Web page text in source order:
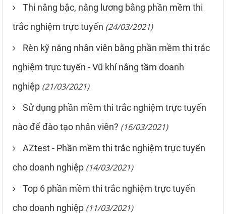
Thi nâng bậc, nâng lương bằng phần mềm thi
trắc nghiệm trực tuyến (24/03/2021)
Rèn kỹ năng nhân viên bằng phần mềm thi trắc
nghiệm trực tuyến - Vũ khí nâng tầm doanh
nghiệp (21/03/2021)
Sử dụng phần mềm thi trắc nghiệm trực tuyến
nào để đào tạo nhân viên? (16/03/2021)
AZtest - Phần mềm thi trắc nghiệm trực tuyến
cho doanh nghiệp (14/03/2021)
Top 6 phần mềm thi trắc nghiệm trực tuyến
cho doanh nghiệp (11/03/2021)